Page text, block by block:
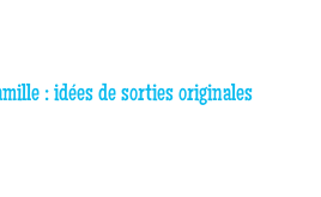
: idées de sorties originales